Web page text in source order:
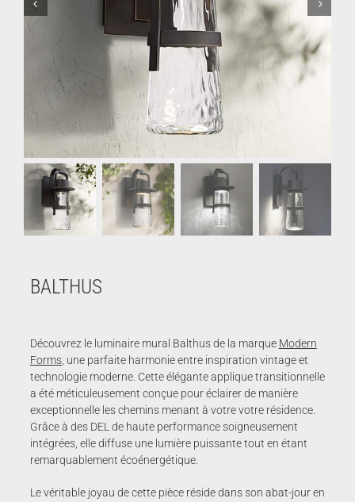
BALTHUS
Découvrez le luminaire mural Balthus de la marque Modern
Forms, une parfaite harmonie entre inspiration vintage et
technologie moderne. Cette élégante applique transitionnelle
a été méticuleusement conçue pour éclairer de manière
exceptionnelle les chemins menant à votre votre résidence.
Grâce à des DEL de haute performance soigneusement
intégrées, elle diffuse une lumière puissante tout en étant
remarquablement écoénergétique.
Le véritable joyau de cette pièce réside dans son abat-jour en